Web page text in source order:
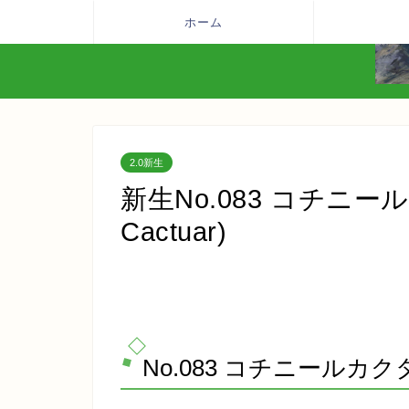
ホーム
2.0新生
新生No.083 コチニー
Cactuar)
No.083 コチニールカク